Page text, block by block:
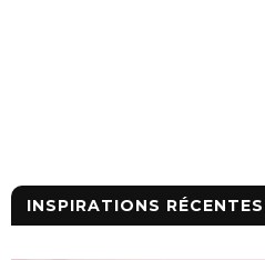
INSPIRATIONS RÉCENTES